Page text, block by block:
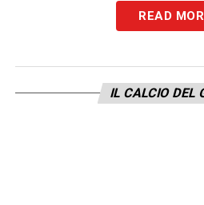
Le partite interessate
Genoa-Milan,
potenzialmente in
. Resta ora da
READ
IL CALCIO DEL